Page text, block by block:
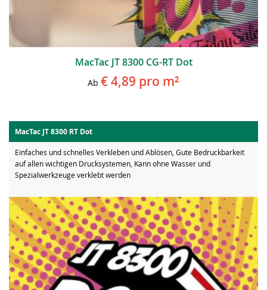
MacTac JT 8300 CG-RT Dot
Ab € 4,89 pro m²
MacTac JT 8300 RT Dot
Einfaches und schnelles Verkleben und Ablösen, Gute Bedruckbarkeit
auf allen wichtigen Drucksystemen, Kann ohne Wasser und
Spezialwerkzeuge verklebt werden